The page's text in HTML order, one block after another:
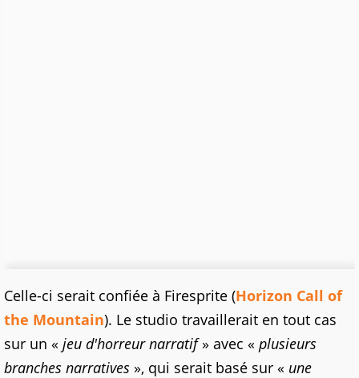
Celle-ci serait confiée à Firesprite (Horizon Call of
the Mountain). Le studio travaillerait en tout cas
sur un « jeu d'horreur narratif» avec « plusieurs
branches narratives », qui serait basé sur « une